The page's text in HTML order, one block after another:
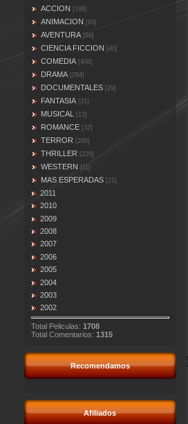
ACCION
[188]
ANIMACION [93]
AVENTURA [69]
CIENCIA FICCION [40]
COMEDIA [408]
DRAMA [284]
DOCUMENTALES [29]
FANTASIA [31]
MUSICAL [13]
ROMANCE [32]
TERROR [260]
THRILLER [228]
WESTERN [11]
MAS ESPERADAS [21]
2011
2010
2009
2008
2007
2006
2005
2004
2003
2002
Total Peliculas: 1708
Total Comentarios: 1315
Recomendamos
Afiliados